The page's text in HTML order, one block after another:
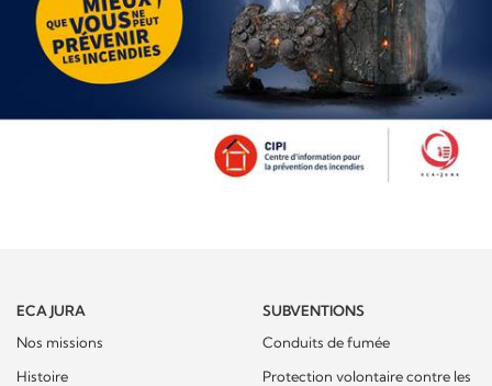
ECA JURA
Nos missions
Histoire
SUBVENTIONS
Conduits de fumée
Protection volontaire contre les